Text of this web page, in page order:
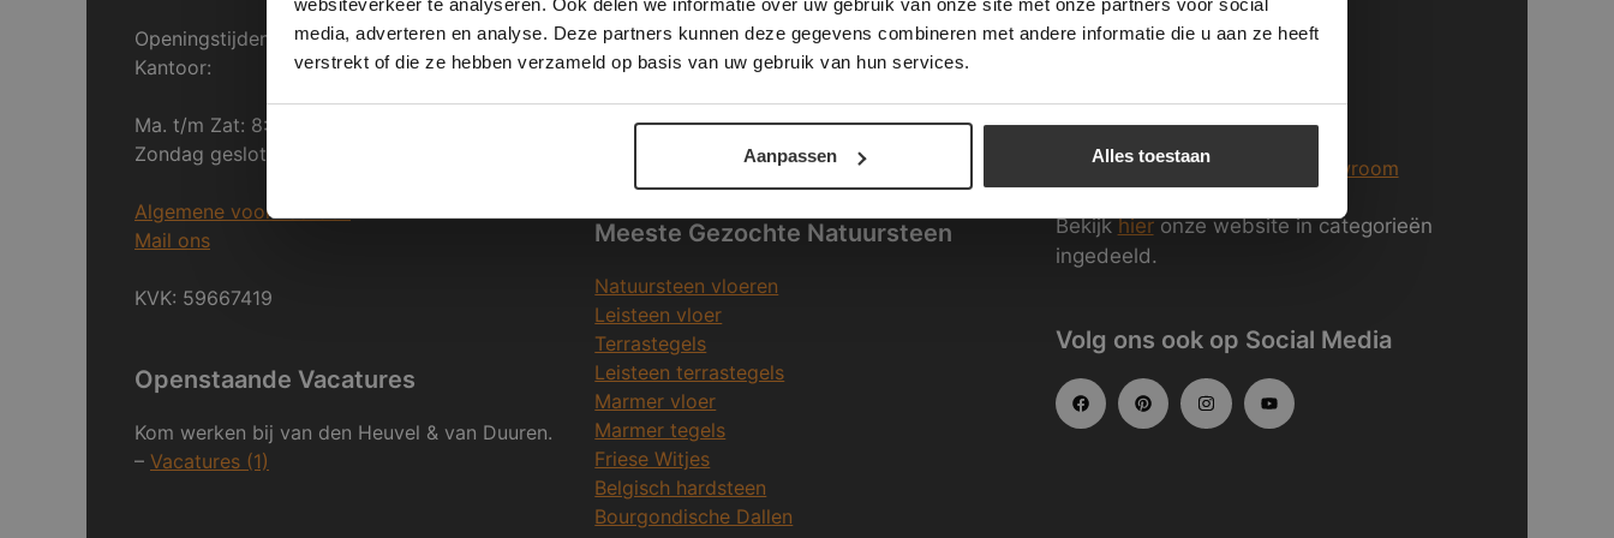
websiteverkeer te analyseren. Ook delen we informatie over uw gebruik van onze site met onze partners voor social
media, adverteren en analyse. Deze partners kunnen deze gegevens combineren met andere informatie die u aan ze heeft
verstrekt of die ze hebben verzameld op basis van uw gebruik van hun services.
Aanpassen Alles toestaan
Openingstijden Breda:
Kantoor:
Ma. t/m Zat: 8:30 tot 17:00
Zondag gesloten.
Algemene voorwaarden
Mail ons
KVK: 59667419
Openstaande Vacatures
Kom werken bij van den Heuvel & van Duuren.
– Vacatures (1)
Merken Glasmozaïek
Meeste Gezochte Natuursteen
Natuursteen vloeren
Leisteen vloer
Terrastegels
Leisteen terrastegels
Marmer vloer
Marmer tegels
Friese Witjes
Belgisch hardsteen
Bourgondische Dallen
Wij staan voor U klaar in Breda
Meer informatie over onze showroom
Bekijkhieronze website in categorieën
ingedeeld.
Volg ons ook op Social Media
ALLES ACCEPTEREN ALLES AFWIJZEN